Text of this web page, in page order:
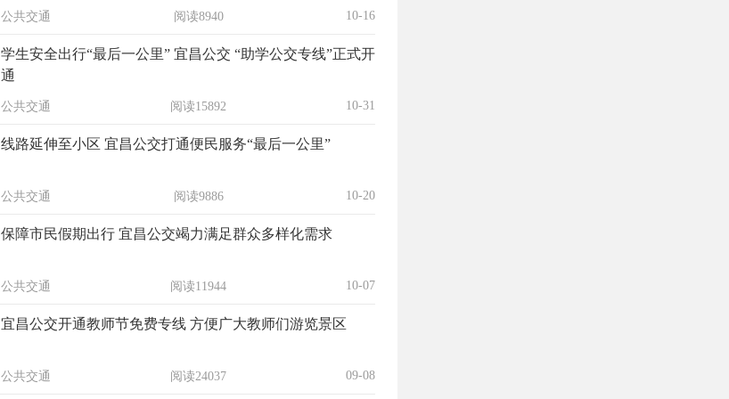
公共交通 阅读8940 10-16
学生安全出行“最后一公里” 宜昌公交 “助学公交专线”正式开
通
公共交通 阅读15892 10-31
线路延伸至小区 宜昌公交打通便民服务“最后一公里”
公共交通 阅读9886 10-20
保障市民假期出行 宜昌公交竭力满足群众多样化需求
公共交通 阅读11944 10-07
宜昌公交开通教师节免费专线 方便广大教师们游览景区
公共交通 阅读24037 09-08